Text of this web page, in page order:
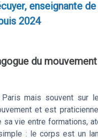
enseignante
2024
du mouvement
mais souvent sur
et est
sa vie entre formations,
: le corps est un